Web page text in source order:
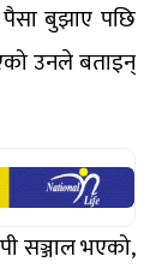
बुझाए पछि
उनले बताइन्
सञ्जाल भएको,